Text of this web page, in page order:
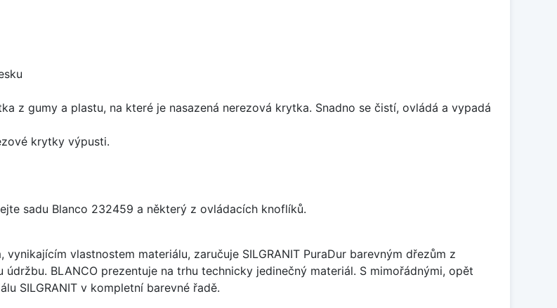
z gumy a plastu, na které je nasazená nerezová krytka. Snadno se čistí, ovládá a vypadá
krytky výpusti.
sadu Blanco 232459 a některý z ovládacích knoflíků.
vlastnostem materiálu, zaručuje SILGRANIT PuraDur barevným dřezům z
BLANCO prezentuje na trhu technicky jedinečný materiál. S mimořádnými, opět
SILGRANIT v kompletní barevné řadě.